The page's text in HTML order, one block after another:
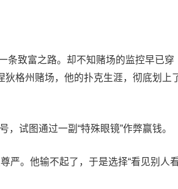
条致富之路。却不知赌场的监控早已穿
狄格州赌场，他的扑克生涯，彻底划上
试图通过一副“特殊眼镜”作弊赢钱。
。他输不起了，于是选择“看见别人